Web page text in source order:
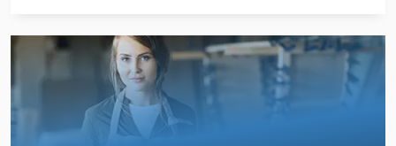
Izlenen Araç
Kaynar Tava Devirme